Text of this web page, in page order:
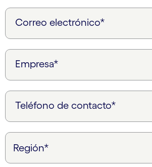
Correo electrónico*
Empresa*
Teléfono de contacto*